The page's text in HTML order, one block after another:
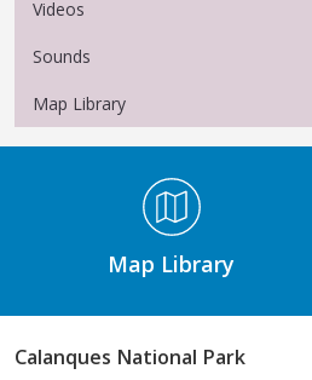
Videos
Sounds
Map Library
Médiathèque Footer
Map Library
Calanques National Park